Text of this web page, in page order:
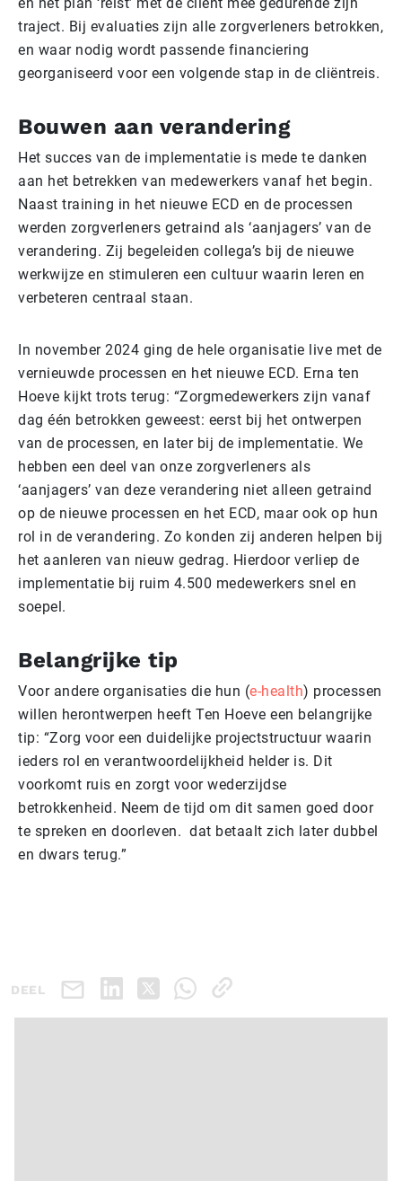
traject. Bij evaluaties zijn alle zorgverleners betrokken,
en waar nodig wordt passende financiering
georganiseerd voor een volgende stap in de cliëntreis.
Bouwen aan verandering
Het succes van de implementatie is mede te danken
aan het betrekken van medewerkers vanaf het begin.
Naast training in het nieuwe ECD en de processen
werden zorgverleners getraind als ‘aanjagers’ van de
verandering. Zij begeleiden collega’s bij de nieuwe
werkwijze en stimuleren een cultuur waarin leren en
verbeteren centraal staan.
In november 2024 ging de hele organisatie live met de
vernieuwde processen en het nieuwe ECD. Erna ten
Hoeve kijkt trots terug: “Zorgmedewerkers zijn vanaf
dag één betrokken geweest: eerst bij het ontwerpen
van de processen, en later bij de implementatie. We
hebben een deel van onze zorgverleners als
‘aanjagers’ van deze verandering niet alleen getraind
op de nieuwe processen en het ECD, maar ook op hun
rol in de verandering. Zo konden zij anderen helpen bij
het aanleren van nieuw gedrag. Hierdoor verliep de
implementatie bij ruim 4.500 medewerkers snel en
soepel.
Belangrijke tip
Voor andere organisaties die hun (e-health) processen
willen herontwerpen heeft Ten Hoeve een belangrijke
tip: “Zorg voor een duidelijke projectstructuur waarin
ieders rol en verantwoordelijkheid helder is. Dit
voorkomt ruis en zorgt voor wederzijdse
betrokkenheid. Neem de tijd om dit samen goed door
te spreken en doorleven. dat betaalt zich later dubbel
en dwars terug.”
DEEL